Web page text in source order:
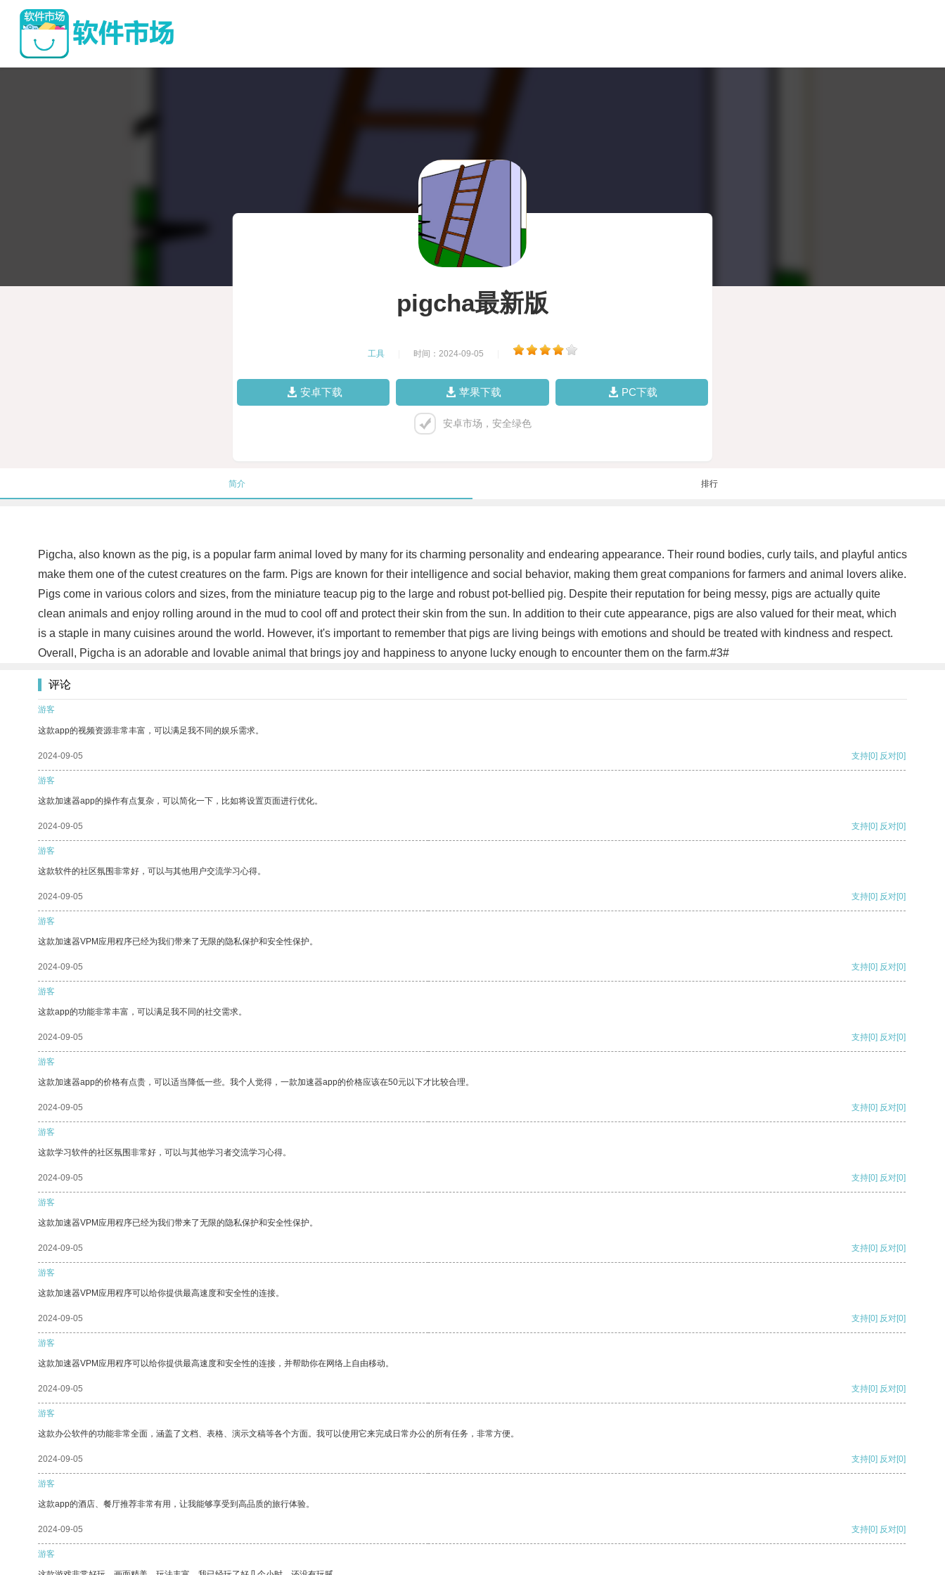
pigcha最新版
工具 时间：2024-09-05
安卓下载 苹果下载 PC下载
安卓市场，安全绿色
简介 排行
Pigcha, also known as the pig, is a popular farm animal loved by many for its charming personality and endearing appearance. Their round bodies, curly tails, and playful antics
make them one of the cutest creatures on the farm. Pigs are known for their intelligence and social behavior, making them great companions for farmers and animal lovers alike.
Pigs come in various colors and sizes, from the miniature teacup pig to the large and robust pot-bellied pig. Despite their reputation for being messy, pigs are actually quite
clean animals and enjoy rolling around in the mud to cool off and protect their skin from the sun. In addition to their cute appearance, pigs are also valued for their meat, which
is a staple in many cuisines around the world. However, it's important to remember that pigs are living beings with emotions and should be treated with kindness and respect.
Overall, Pigcha is an adorable and lovable animal that brings joy and happiness to anyone lucky enough to encounter them on the farm.#3#
评论
游客
这款app的视频资源非常丰富，可以满足我不同的娱乐需求。
2024-09-05 支持[0] 反对[0]
游客
这款加速器app的操作有点复杂，可以简化一下，比如将设置页面进行优化。
2024-09-05 支持[0] 反对[0]
游客
这款软件的社区氛围非常好，可以与其他用户交流学习心得。
2024-09-05 支持[0] 反对[0]
游客
这款加速器VPM应用程序已经为我们带来了无限的隐私保护和安全性保护。
2024-09-05 支持[0] 反对[0]
游客
这款app的功能非常丰富，可以满足我不同的社交需求。
2024-09-05 支持[0] 反对[0]
游客
这款加速器app的价格有点贵，可以适当降低一些。我个人觉得，一款加速器app的价格应该在50元以下才比较合理。
2024-09-05 支持[0] 反对[0]
游客
这款学习软件的社区氛围非常好，可以与其他学习者交流学习心得。
2024-09-05 支持[0] 反对[0]
游客
这款加速器VPM应用程序已经为我们带来了无限的隐私保护和安全性保护。
2024-09-05 支持[0] 反对[0]
游客
这款加速器VPM应用程序可以给你提供最高速度和安全性的连接。
2024-09-05 支持[0] 反对[0]
游客
这款加速器VPM应用程序可以给你提供最高速度和安全性的连接，并帮助你在网络上自由移动。
2024-09-05 支持[0] 反对[0]
游客
这款办公软件的功能非常全面，涵盖了文档、表格、演示文稿等各个方面。我可以使用它来完成日常办公的所有任务，非常方便。
2024-09-05 支持[0] 反对[0]
游客
这款app的酒店、餐厅推荐非常有用，让我能够享受到高品质的旅行体验。
2024-09-05 支持[0] 反对[0]
游客